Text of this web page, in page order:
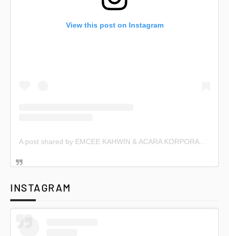
View this post on Instagram
A post shared by EMCEE KAHWIN & ACARA KORPORAT (@emceekahwin)
INSTAGRAM